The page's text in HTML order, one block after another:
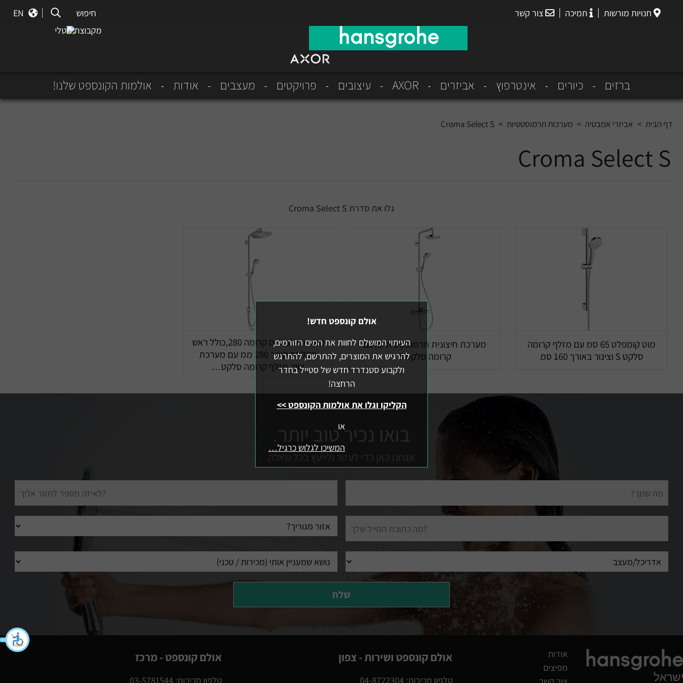
חנויות מורשות תמיכה צור קשר חיפוש
EN
מקבוצת נוטלי
ברזים כיורים אינטרפוץ אביזרים AXOR עיצובים פרויקטים מעצבים אודות אולמות הקונספט שלנו!
דף הבית > אביזרי אמבטיה > מערכות תרמוסטטיות >
Croma Select S
Croma Select S
גלו את סדרת Croma Select S
מוט קומפלט 65 סמ עם מזלף קרומה
סלקט S וצינור באורך 160 סמ
מערכת חיצונית תרמוסטטית מדגם
קרומה סלקט S
מוט משולב דגם קרומה 280,כולל ראש
מקלחת קוטר 280 ממ עם מערכת
אויר,מזלף קרומה סלקט…
בואו נכיר טוב יותר.
אנחנו כאן כדי לעזור ולייעץ בכל שאלה
מלא
עיר
מגורים
אודות
מפיצים
אולם קונספט ושירות - צפון
טלפון מכירות: 04-8722304
אולם קונספט - מרכז
טלפון מכירות: 03-5781544
אולם קונספט חדש!
העיתוי המושלם לחוות את המים הזורמים,
להרגיש את המוצרים, להתרשם, להתרגש
ולקבוע סטנדרד חדש של סטייל בחדר
הרחצה!
הקליקו וגלו את אולמות הקונספט >>
או
המשיכו לגלוש כרגיל…
×